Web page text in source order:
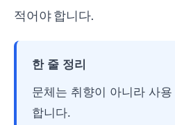
적어야 합니다.
한 줄 정리
문체는 취향이 아니라 사
합니다.